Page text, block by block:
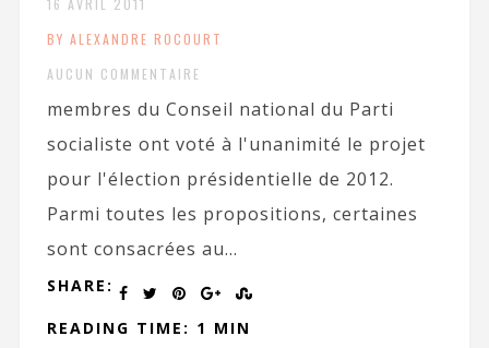
16 AVRIL 2011
BY ALEXANDRE ROCOURT
AUCUN COMMENTAIRE
membres du Conseil national du Parti
socialiste ont voté à l'unanimité le projet
pour l'élection présidentielle de 2012.
Parmi toutes les propositions, certaines
sont consacrées au...
SHARE:
READING TIME: 1 MIN